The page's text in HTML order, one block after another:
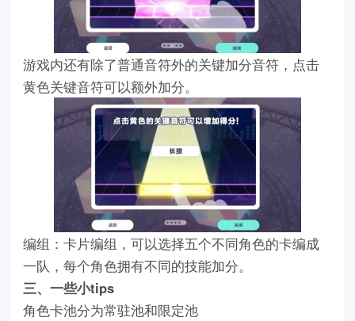
游戏内还有除了普通音符外的关键加分音符，点击
黄色关键音符可以额外加分。
编组：卡片编组，可以选择五个不同角色的卡编成
一队，每个角色拥有不同的技能加分。
三、一些小tips
角色卡池分为常驻池和限定池